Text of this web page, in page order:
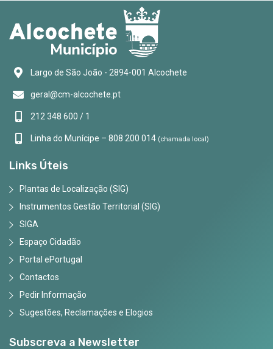
Largo de São João - 2894-001 Alcochete
geral@cm-alcochete.pt
212 348 600 / 1
Linha do Munícipe – 808 200 014 (chamada local)
Links Úteis
Plantas de Localização (SIG)
Instrumentos Gestão Territorial (SIG)
SIGA
Espaço Cidadão
Portal ePortugal
Contactos
Pedir Informação
Sugestões, Reclamações e Elogios
Subscreva a Newsletter